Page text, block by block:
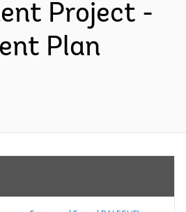
Project -
Plan